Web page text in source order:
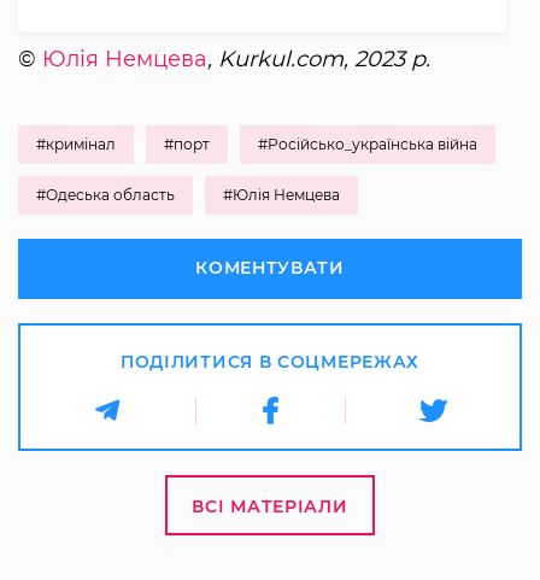
© Юлія Немцева, Kurkul.com, 2023 р.
#кримінал #порт #Російсько_українська війна
#Одеська область #Юлія Немцева
КОМЕНТУВАТИ
ПОДІЛИТИСЯ В СОЦМЕРЕЖАХ
ВСІ МАТЕРІАЛИ